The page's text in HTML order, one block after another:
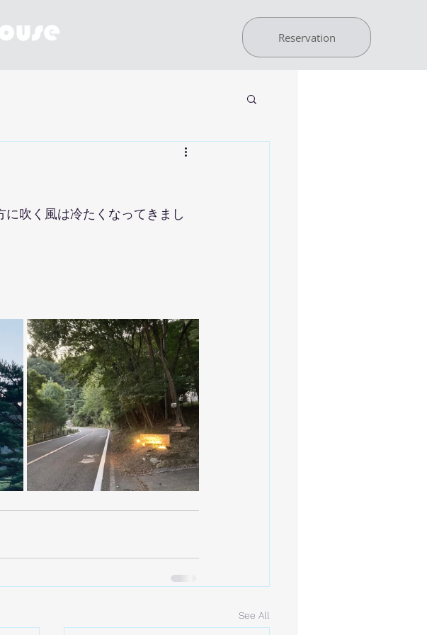
Reservation
吹く風は冷たくなってきまし
See All